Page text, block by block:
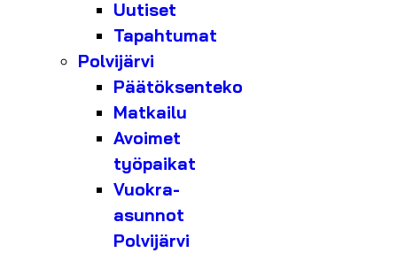
Uutiset
Tapahtumat
Polvijärvi
Päätöksenteko
Matkailu
Avoimet
työpaikat
Vuokra-
asunnot
Polvijärvi